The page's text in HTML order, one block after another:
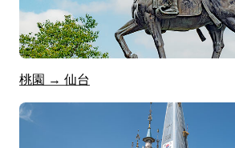
桃園 → 仙台